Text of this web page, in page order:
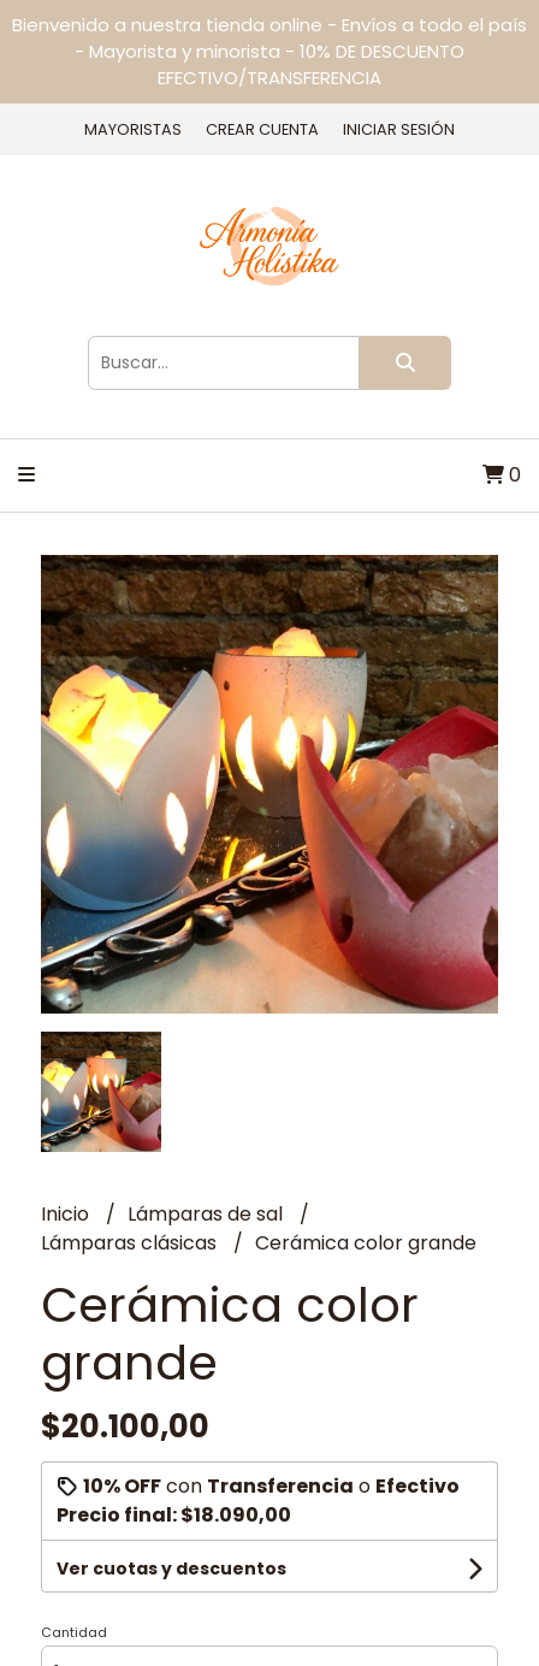
Bienvenido a nuestra tienda online - Envíos a todo el país
- Mayorista y minorista - 10% DE DESCUENTO
EFECTIVO/TRANSFERENCIA
MAYORISTAS CREAR CUENTA INICIAR SESIÓN
0
Inicio
Lámparas de sal
Lámparas clásicas
Cerámica color grande
Cerámica color
grande
$20.100,00
10% OFFcon Transferencia o Efectivo
Precio final:$18.090,00
Ver cuotas y descuentos
Cantidad